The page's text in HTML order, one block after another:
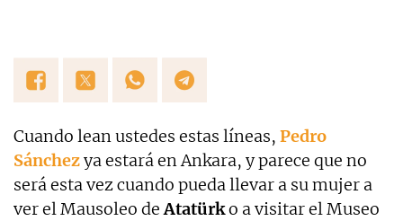
Cuando lean ustedes estas líneas, Pedro
Sánchezya estará en Ankara, y parece que no
será esta vez cuando pueda llevar a su mujer a
ver el Mausoleo deAtatürko a visitar el Museo